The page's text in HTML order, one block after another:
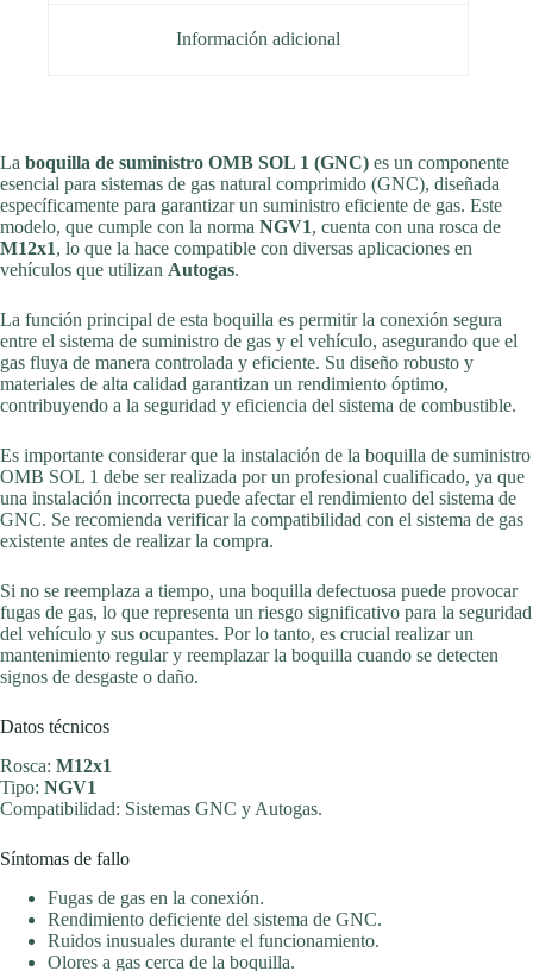
Información adicional
La boquilla de suministro OMB SOL 1 (GNC) es un componente
esencial para sistemas de gas natural comprimido (GNC), diseñada
específicamente para garantizar un suministro eficiente de gas. Este
modelo, que cumple con la norma NGV1, cuenta con una rosca de
M12x1, lo que la hace compatible con diversas aplicaciones en
vehículos que utilizan Autogas.
La función principal de esta boquilla es permitir la conexión segura
entre el sistema de suministro de gas y el vehículo, asegurando que el
gas fluya de manera controlada y eficiente. Su diseño robusto y
materiales de alta calidad garantizan un rendimiento óptimo,
contribuyendo a la seguridad y eficiencia del sistema de combustible.
Es importante considerar que la instalación de la boquilla de suministro
OMB SOL 1 debe ser realizada por un profesional cualificado, ya que
una instalación incorrecta puede afectar el rendimiento del sistema de
GNC. Se recomienda verificar la compatibilidad con el sistema de gas
existente antes de realizar la compra.
Si no se reemplaza a tiempo, una boquilla defectuosa puede provocar
fugas de gas, lo que representa un riesgo significativo para la seguridad
del vehículo y sus ocupantes. Por lo tanto, es crucial realizar un
mantenimiento regular y reemplazar la boquilla cuando se detecten
signos de desgaste o daño.
Datos técnicos
Rosca: M12x1
Tipo: NGV1
Compatibilidad: Sistemas GNC y Autogas.
Síntomas de fallo
Fugas de gas en la conexión.
Rendimiento deficiente del sistema de GNC.
Ruidos inusuales durante el funcionamiento.
Olores a gas cerca de la boquilla.